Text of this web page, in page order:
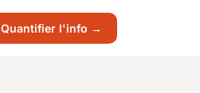
Quantifier l'info →